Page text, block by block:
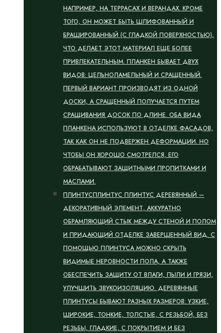
НАПРИМЕР, НА ТЕРРАСАХ И ВЕРАНДАХ. КРОМЕ
ТОГО, ОН МОЖЕТ БЫТЬ ШЛИФОВАННЫЙ И
БРАШИРОВАННЫЙ (С ГЛАДКОЙ ПОВЕРХНОСТЬЮ),
ЧТО ДЕЛАЕТ ЭТОТ МАТЕРИАЛ ЕЩЕ БОЛЕЕ
ПРИВЛЕКАТЕЛЬНЫМ. ПЛАНКЕН БЫВАЕТ ДВУХ
ВИДОВ: ЦЕЛЬНОЛАМЕЛЬНЫЙ И СРАЩЕННЫЙ.
ПЕРВЫЙ ВАРИАНТ ПРОИЗВОДЯТ ИЗ ОДНОЙ
ДОСКИ, А СРАЩЕННЫЙ ПОЛУЧАЕТСЯ ПУТЕМ
СРАЩИВАНИЯ ДОСОК ПО ДЛИНЕ. ОБА ВИДА
ПЛАНКЕНА ИСПОЛЬЗУЮТ В ОТДЕЛКЕ ФАСАДОВ,
ТАК КАК ОН НЕ ПОДВЕРЖЕН ДЕФОРМАЦИИ. НО
ЧТОБЫ ОН ХОРОШО СМОТРЕЛСЯ, ЕГО
ОБРАБАТЫВАЮТ ЗАЩИТНЫМИ ПРОПИТКАМИ И
МАСЛАМИ.
ПЛИНТУСПЛИНТУС ПЛИНТУС ДЕРЕВЯННЫЙ —
ДЕКОРАТИВНЫЙ ЭЛЕМЕНТ, АККУРАТНО
ОБРАМЛЯЮЩИЙ СТЫК МЕЖДУ СТЕНОЙ И ПОЛОМ
И ПРИДАЮЩИЙ ОТДЕЛКЕ ЗАВЕРШЕННЫЙ ВИД. С
ПОМОЩЬЮ ПЛИНТУСА МОЖНО СКРЫТЬ
ВИДИМЫЕ НЕРОВНОСТИ ПОЛА, А ТАКЖЕ
ОБЕСПЕЧИТЬ ЗАЩИТУ ОТ ВЛАГИ, ПЫЛИ И ГРЯЗИ,
УЛУЧШИТЬ ЗВУКОИЗОЛЯЦИЮ. ДЕРЕВЯННЫЕ
ПЛИНТУСЫ БЫВАЮТ РАЗНЫХ РАЗМЕРОВ: УЗКИЕ,
ШИРОКИЕ, ТОНКИЕ, ТОЛСТЫЕ, С РЕЗЬБОЙ, БЕЗ
РЕЗЬБЫ, ГЛАДКИЕ, С ПОКРЫТИЕМ И БЕЗ